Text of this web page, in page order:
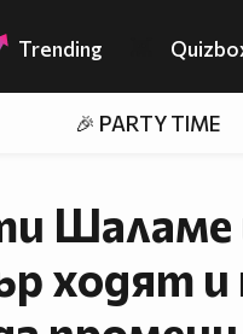
Trending
🎉 PARTY TIME
Шаламе
ходят и